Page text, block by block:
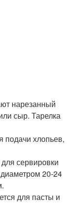
нарезанный
сыр. Тарелка
подачи хлопьев,
сервировки
20-24
для пасты и